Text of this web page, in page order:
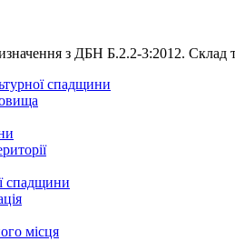
з ДБН Б.2.2-3:2012. Склад
спадщини
спадщини
місця